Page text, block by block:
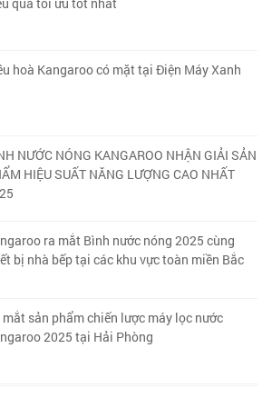
hoà Kangaroo có mặt tại Điện Máy Xanh
NƯỚC NÓNG KANGAROO NHẬN GIẢI SẢN
HIỆU SUẤT NĂNG LƯỢNG CAO NHẤT
ra mắt Bình nước nóng 2025 cùng
bị nhà bếp tại các khu vực toàn miền Bắc
mắt sản phẩm chiến lược máy lọc nước
2025 tại Hải Phòng